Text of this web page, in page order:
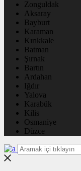
Zonguldak
Aksaray
Bayburt
Karaman
Kırıkkale
Batman
Şırnak
Bartın
Ardahan
Iğdır
Yalova
Karabük
Kilis
Osmaniye
Düzce